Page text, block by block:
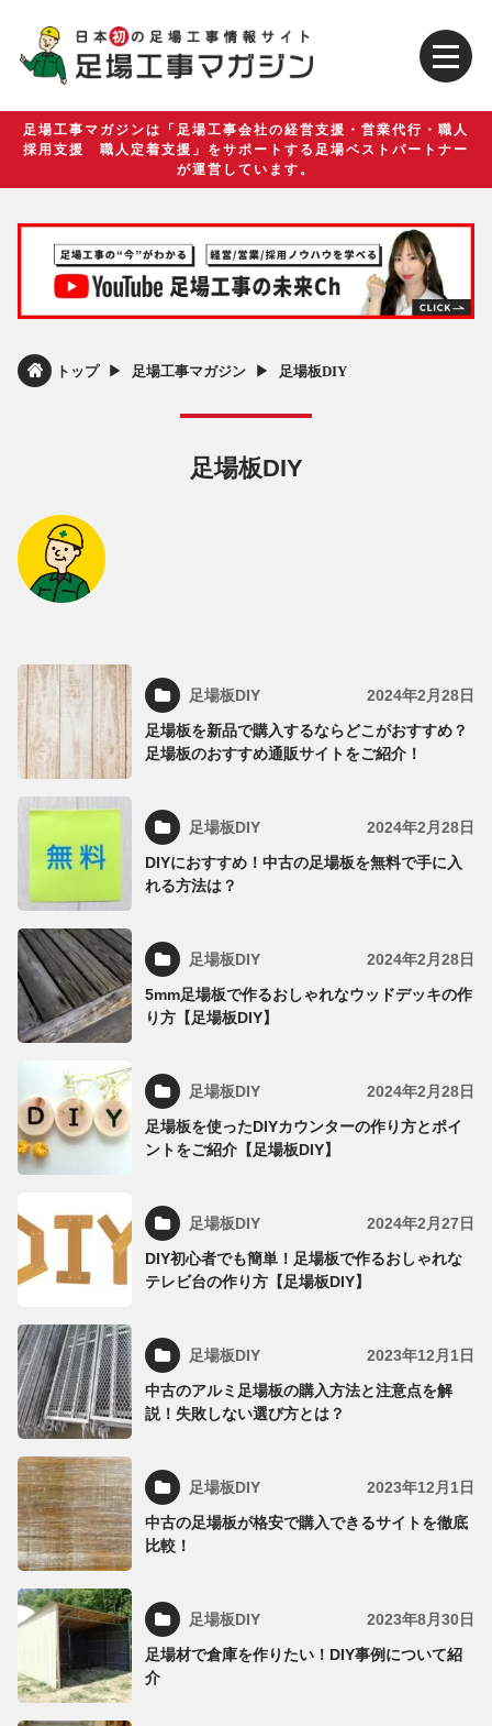
足場工事マガジンは「足場工事会社の経営支援・営業代行・職人
採用支援 職人定着支援」をサポートする足場ベストパートナー
が運営しています。
トップ ▶︎ 足場工事マガジン ▶︎ 足場板DIY
足場板DIY
足場板DIY 2024年2月28日
足場板を新品で購入するならどこがおすすめ？
足場板のおすすめ通販サイトをご紹介！
足場板DIY 2024年2月28日
DIYにおすすめ！中古の足場板を無料で手に入
れる方法は？
足場板DIY 2024年2月28日
5mm足場板で作るおしゃれなウッドデッキの作
り方【足場板DIY】
足場板DIY 2024年2月28日
足場板を使ったDIYカウンターの作り方とポイ
ントをご紹介【足場板DIY】
足場板DIY 2024年2月27日
DIY初心者でも簡単！足場板で作るおしゃれな
テレビ台の作り方【足場板DIY】
足場板DIY 2023年12月1日
中古のアルミ足場板の購入方法と注意点を解
説！失敗しない選び方とは？
足場板DIY 2023年12月1日
中古の足場板が格安で購入できるサイトを徹底
比較！
足場板DIY 2023年8月30日
足場材で倉庫を作りたい！DIY事例について紹
介